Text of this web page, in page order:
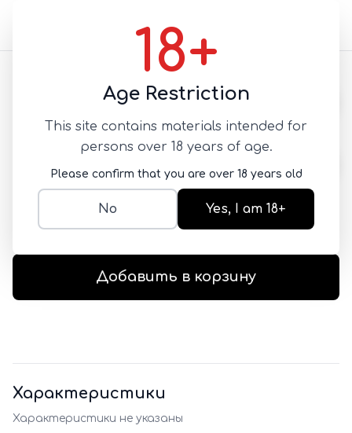
18+
Age Restriction
This site contains materials intended for
persons over 18 years of age.
Please confirm that you are over 18 years old
No Yes, I am 18+
Mingliu Condoms
rubber 002 3шт
РЕЛЬЕФНЫЕ
1 300
Добавить в корзину
Характеристики
Характеристики не указаны